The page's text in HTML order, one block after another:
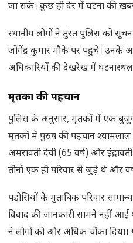
जा सके। कुछ ही देर में घटना की
स्थानीय लोगों ने तुरंत पुलिस को
जोगेंद्र कुमार मौके पर पहुंचे। उनके
अधिकारियों की देखरेख में
मृतकों की पहचान
पुलिस के अनुसार, मृतकों में एक
मृतकों में पुरुष की पहचान
अमरावती देवी (65 वर्ष) और
तीनों एक ही परिवार से जुड़े थे और
पड़ोसियों के मुताबिक परिवार
विवाद की जानकारी सामने नहीं
ने लोगों को और अधिक चौंका दिया।